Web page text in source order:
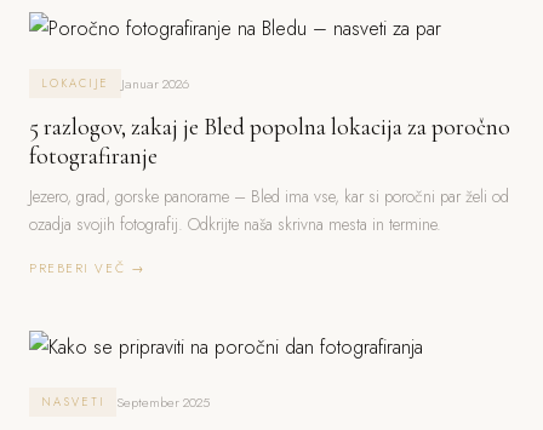
LOKACIJE Januar 2026
5 razlogov, zakaj je Bled popolna lokacija za poročno
fotografiranje
Jezero, grad, gorske panorame – Bled ima vse, kar si poročni par želi od
ozadja svojih fotografij. Odkrijte naša skrivna mesta in termine.
PREBERI VEČ →
NASVETI September 2025